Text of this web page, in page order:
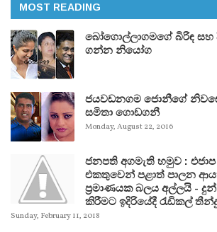
MOST READING
බෝගොල්ලාගමගේ බිරිඳ සහ
ගන්න නියෝග
ජයවඩනගම ජොනීගේ
සමිතා ගොඩගනී
Monday, August 22, 2016
ජනපති අගමැති හමුව :
එකතුවෙන් පළාත් පාලන
ප්‍රමාණයක බලය අල්ලයි -
කිරීමට ඉදිරියේදී රැඩිකල්
Sunday, February 11, 2018